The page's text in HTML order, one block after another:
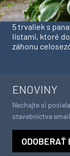
5 trvaliek s
listami, ktoré
záhonu
ENOVINY
Nechajte si
stavebníctva